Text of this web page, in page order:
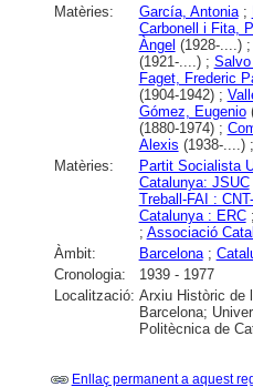
Matèries:
García, Antonia;
Carbonell i Fita,
Àngel (1928-....) ;
(1921-....) ;
Faget, Frederic
(1904-1942) ;
Gómez, Eugenio
(1880-1974) ;
Alexis (1938-....) ;
Matèries:
Partit Socialista
Catalunya: JSUC
Treball-FAI :
Catalunya : ERC;
; Associació
Àmbit:
Barcelona;
Cronologia:
1939 - 1977
Localització: Arxiu Històric de
Barcelona;
Politècnica de
Enllaç permanent a aquest